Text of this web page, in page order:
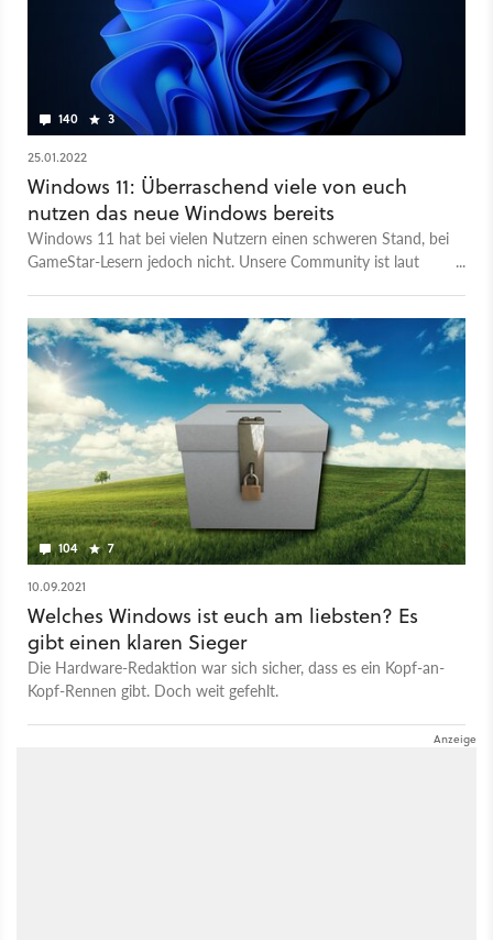
140 3
25.01.2022
Windows 11: Überraschend viele von euch
nutzen das neue Windows bereits
Windows 11 hat bei vielen Nutzern einen schweren Stand, bei
GameStar-Lesern jedoch nicht. Unsere Community ist laut
104 7
10.09.2021
Welches Windows ist euch am liebsten? Es
gibt einen klaren Sieger
Die Hardware-Redaktion war sich sicher, dass es ein Kopf-an-
Kopf-Rennen gibt. Doch weit gefehlt.